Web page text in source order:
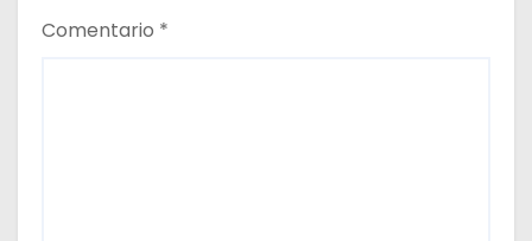
Comentario *